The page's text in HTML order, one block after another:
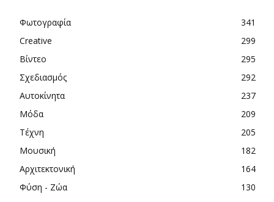
Φωτογραφία
341
Creative
299
Βίντεο
295
Σχεδιασμός
292
Αυτοκίνητα
237
Μόδα
209
Τέχνη
205
Μουσική
182
Αρχιτεκτονική
164
Φύση - Ζώα
130